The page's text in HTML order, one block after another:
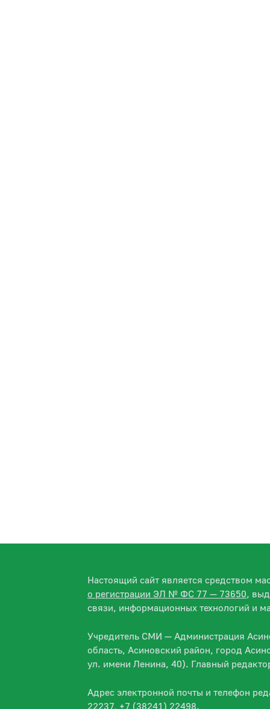
Настоящий сайт является средством
о регистрации ЭЛ № ФС 77 — 73650,
связи, информационных технологий и
Учредитель СМИ — Администрация
область, Асиновский район, город
ул. имени Ленина, 40). Главный
Адрес электронной почты и телефон
22237, +7 (38241) 22498.